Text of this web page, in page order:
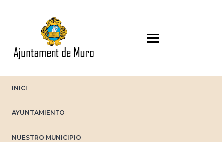
INICI
AYUNTAMIENTO
NUESTRO MUNICIPIO